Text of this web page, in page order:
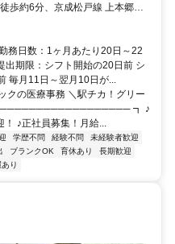
歩約6分、京成松戸線 上本郷北
口徒歩約12分 新京成線「松戸
務日数：1ヶ月あたり20日～22
出期限：シフト開始の20日前 シ
毎月11日～翌月10日が...
クの医療事務 ＼駅チカ！グリー
┏ ────────────────── ┓ ♪
！ ♪正社員募集！月給...
学歴不問 経験不問
未経験者歓迎
ブランクOK 育休あり
長期歓迎
り